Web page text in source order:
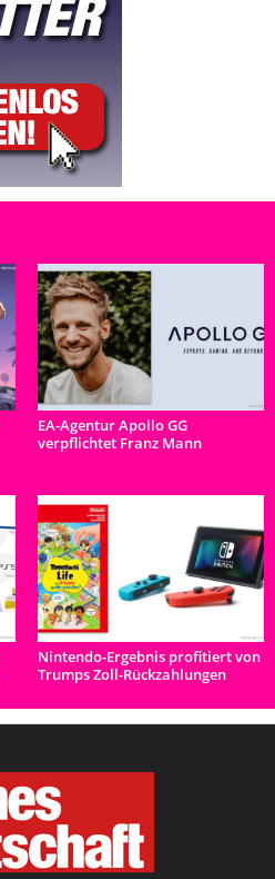
EA-Agentur Apollo GG
verpflichtet Franz Mann
Nintendo-Ergebnis profitiert von
Trumps Zoll-Rückzahlungen